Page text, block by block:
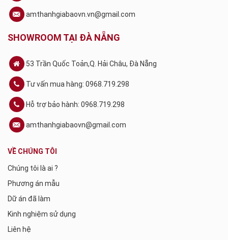
amthanhgiabaovn.vn@gmail.com
SHOWROOM TẠI ĐÀ NẴNG
53 Trần Quốc Toản,Q. Hải Châu, Đà Nẵng
Tư vấn mua hàng: 0968.719.298
Hỗ trợ bảo hành: 0968.719.298
amthanhgiabaovn@gmail.com
VỀ CHÚNG TÔI
Chúng tôi là ai ?
Phương án mẫu
Dữ án đã làm
Kinh nghiệm sử dụng
Liên hệ